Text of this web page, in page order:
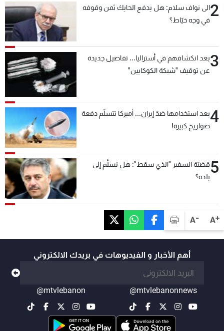
A+
A-
2الى نواف سلام: هل يدفع الحايك ثمن وقوفه
في وجه خيّاط؟
3بعد انكشافهم في أستراليا... تفاصيل جديدة
عن توقيف "شبكة الكوكايين"
4بعد استخدامها ضدّ إيران... أميركا تتسلّم دفعة
صواريخ كبيرة!
5قضيّة السفير "الذي سقط": هل يُسلَّم إلى
بلده؟
أهم الأخبار و الفيديوهات في بريدك الالكتروني
@mtvlebanonnews
@mtvlebanon